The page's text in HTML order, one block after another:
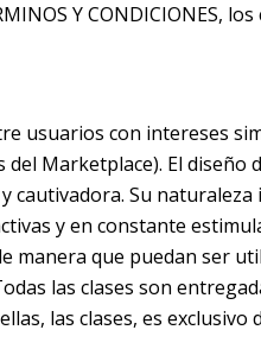
Y CONDICIONES,
usuarios con intereses
Marketplace). El diseño
Su
y en constante
manera que puedan ser
las clases son
las clases, es exclusivo